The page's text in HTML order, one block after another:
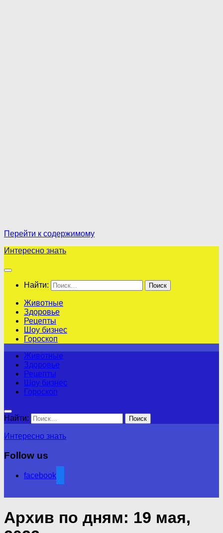
Перейти к содержимому
Интересно знать
Найти:
Животные
Здоровье
Рецепты
Шоу бизнес
Гороскоп
Животные
Здоровье
Рецепты
Шоу бизнес
Гороскоп
Найти:
Интересно знать
Follow us
facebook
Архив по дням: 19 мая,